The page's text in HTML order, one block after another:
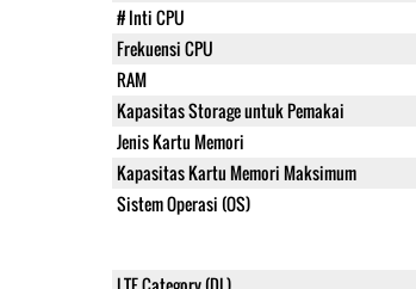
# Inti CPU
Frekuensi CPU
RAM
Kapasitas Storage untuk Pemakai
Jenis Kartu Memori
Kapasitas Kartu Memori Maksimum
Sistem Operasi (OS)